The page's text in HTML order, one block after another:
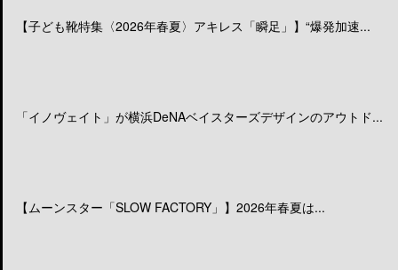
【子ども靴特集〈2026年春夏〉アキレス「瞬足」】“爆発加速...
「イノヴェイト」が横浜DeNAベイスターズデザインのアウトド...
【ムーンスター「SLOW FACTORY」】2026年春夏は...